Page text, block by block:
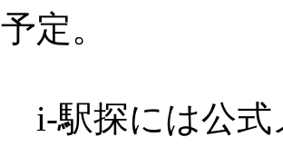
予定。
i-駅探には公式